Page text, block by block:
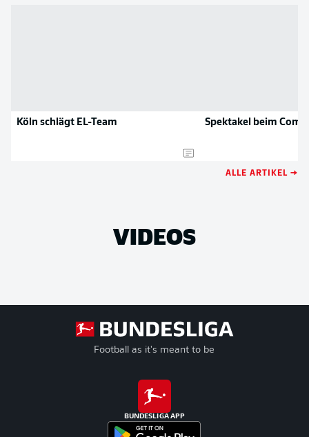
Köln schlägt EL-Team Spektakel beim
ALLE ARTIKEL →
VIDEOS
Football as it's meant to be
BUNDESLIGA APP